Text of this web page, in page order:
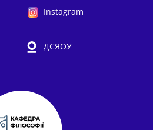
Instagram
ДСЯОУ